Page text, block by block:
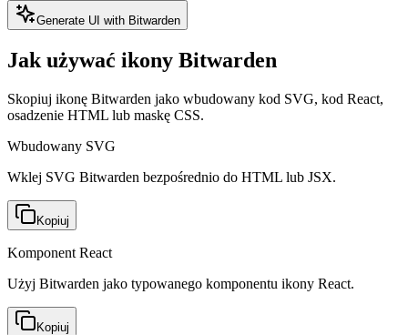
Generate UI with Bitwarden
Jak używać ikony Bitwarden
Skopiuj ikonę Bitwarden jako wbudowany kod SVG, kod React,
osadzenie HTML lub maskę CSS.
Wbudowany SVG
Wklej SVG Bitwarden bezpośrednio do HTML lub JSX.
Kopiuj
Komponent React
Użyj Bitwarden jako typowanego komponentu ikony React.
Kopiuj